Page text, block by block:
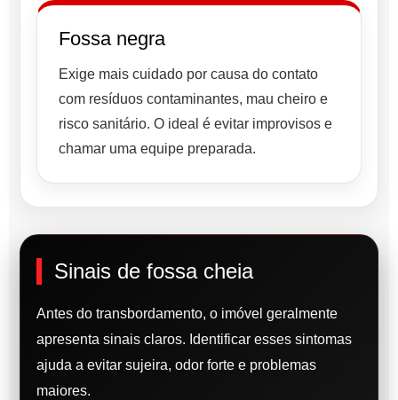
Fossa negra
Exige mais cuidado por causa do contato
com resíduos contaminantes, mau cheiro e
risco sanitário. O ideal é evitar improvisos e
chamar uma equipe preparada.
Sinais de fossa cheia
Antes do transbordamento, o imóvel geralmente
apresenta sinais claros. Identificar esses sintomas
ajuda a evitar sujeira, odor forte e problemas
maiores.